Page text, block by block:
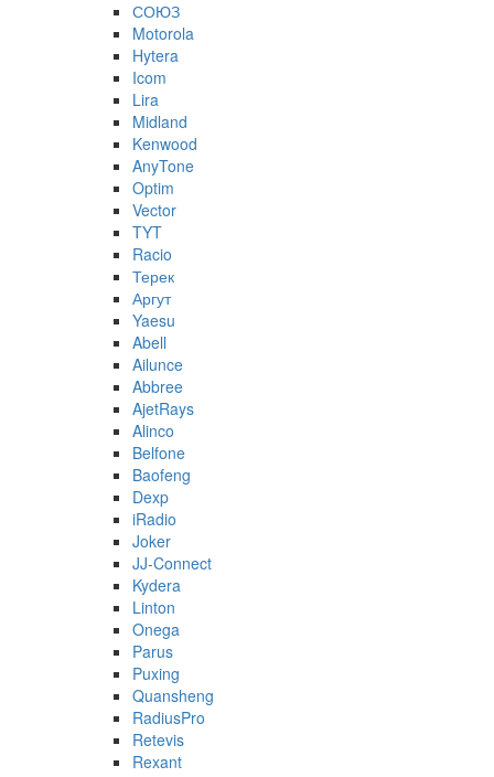
СОЮЗ
Motorola
Hytera
Icom
Lira
Midland
Kenwood
AnyTone
Optim
Vector
TYT
Racio
Терек
Аргут
Yaesu
Abell
Ailunce
Abbree
AjetRays
Alinco
Belfone
Baofeng
Dexp
iRadio
Joker
JJ-Connect
Kydera
Linton
Onega
Parus
Puxing
Quansheng
RadiusPro
Retevis
Rexant